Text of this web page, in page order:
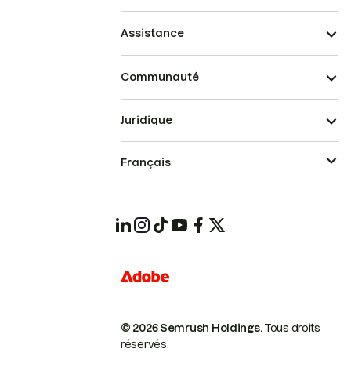
Assistance
Communauté
© 2026 Semrush Holdings.Tous droits
réservés.
Juridique
Français